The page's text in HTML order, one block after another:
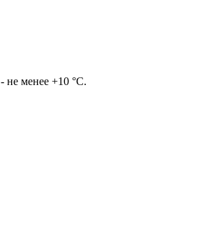
не менее +10 °С.